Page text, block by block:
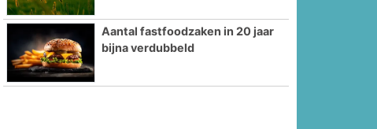
Aantal fastfoodzaken in 20 jaar
bijna verdubbeld